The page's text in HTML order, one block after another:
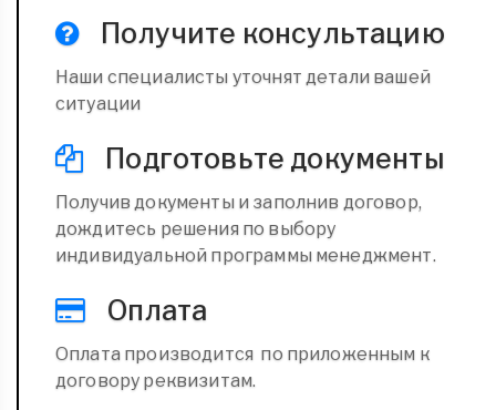
Получите консультацию
Наши специалисты уточнят детали вашей
ситуации
Подготовьте документы
Получив документы и заполнив договор,
дождитесь решения по выбору
индивидуальной программы менеджмент.
Оплата
Оплата производится по приложенным к
договору реквизитам.